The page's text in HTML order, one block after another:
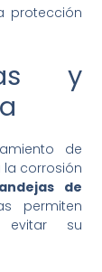
protección
y
de
corrosión
de
permiten
evitar su